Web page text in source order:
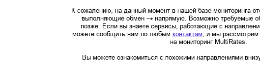
К сожалению, на данный момент в нашей базе мониторинга
выполняющие обмен → напрямую. Возможно требуемые
позже. Если вы знаете сервисы, работающие с
можете сообщить нам по любым контактам, и мы рассмотрим
на мониторинг MultiRates.
Вы можете ознакомиться с похожими направлениями